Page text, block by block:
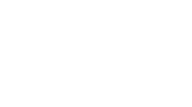
nach § 70 StVZO beantragen
(z.B. Gabelstapler, Mähdrescher)